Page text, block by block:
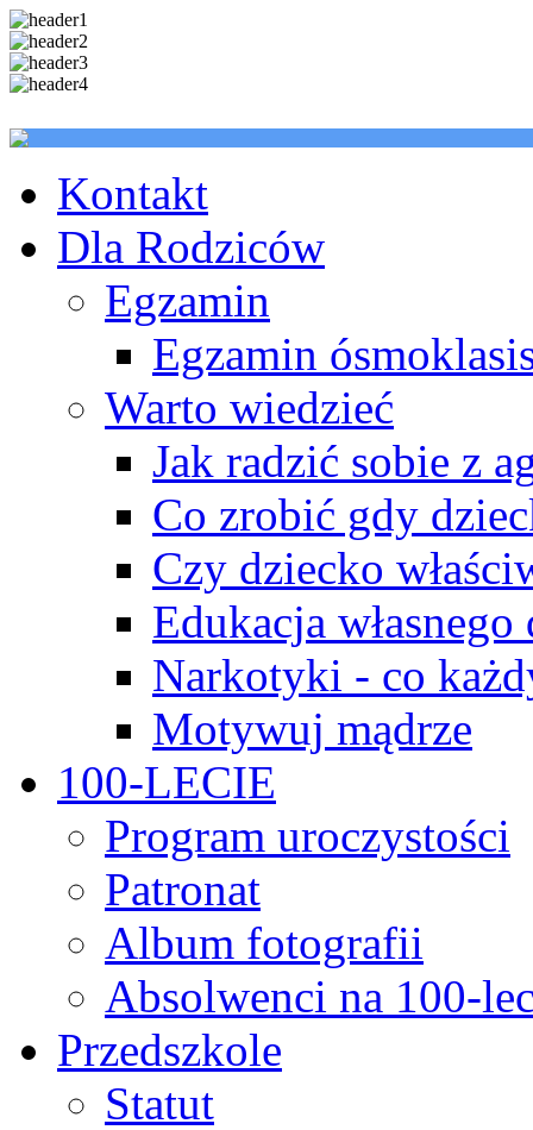
Kontakt
Dla Rodziców
Egzamin
Egzamin
Warto wiedzieć
Jak radzić sobie z
Co zrobić gdy
Czy dziecko
Edukacja własnego
Narkotyki - co
Motywuj mądrze
100-LECIE
Program uroczystości
Patronat
Album fotografii
Absolwenci na 100-
Przedszkole
Statut